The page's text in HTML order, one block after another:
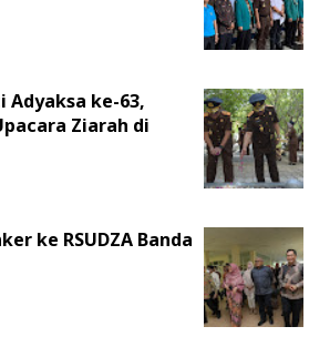
ke-63,
Ziarah di
ke RSUDZA Banda